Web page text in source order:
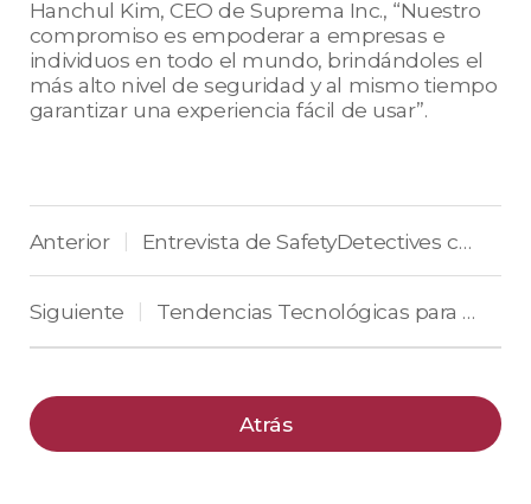
Hanchul Kim, CEO de Suprema Inc., “Nuestro
compromiso es empoderar a empresas e
individuos en todo el mundo, brindándoles el
más alto nivel de seguridad y al mismo tiempo
garantizar una experiencia fácil de usar”.
Anterior Entrevista de SafetyDetectives con Suprema
Siguiente Tendencias Tecnológicas para 2024 que Remodelarán la Industria Biométrica y de Control de Acceso
Atrás